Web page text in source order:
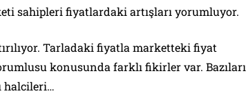
sahipleri fiyatlardaki artışları yorumluyor.
Tarladaki fiyatla marketteki fiyat
konusunda farklı fikirler var. Bazıları
halcileri…